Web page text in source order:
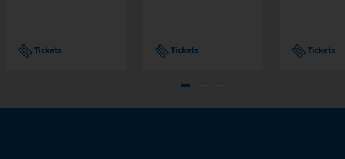
Tickets Tickets Tickets